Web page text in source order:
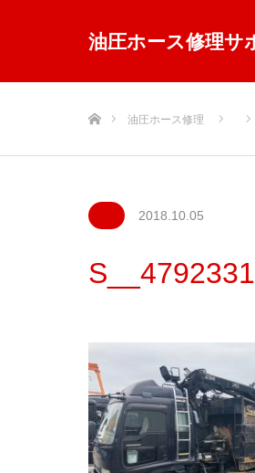
油圧ホース修理サ
油圧ホース修理
2018.10.05
S__4792331